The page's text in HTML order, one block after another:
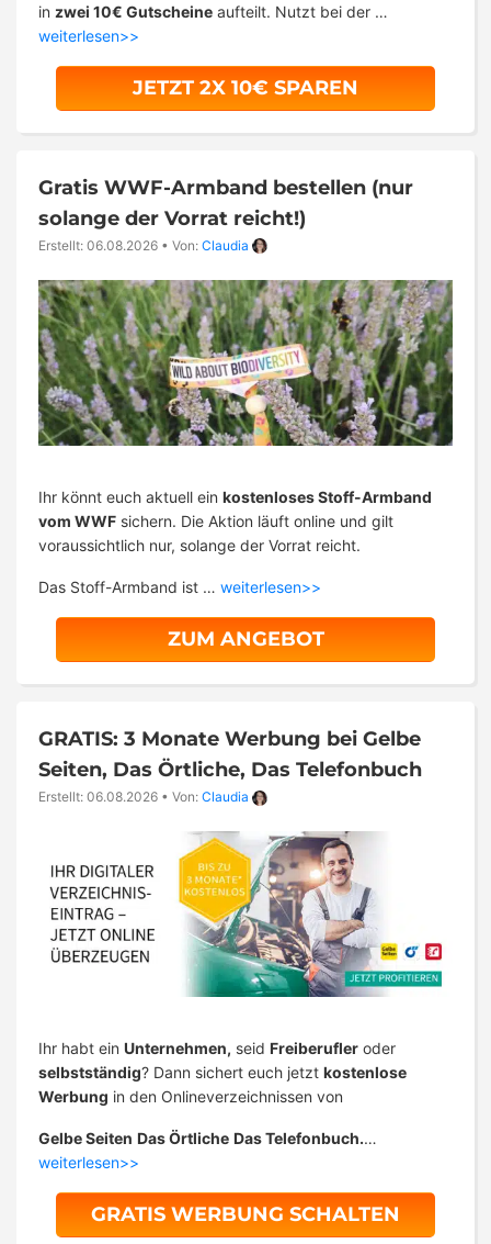
in zwei 10€ Gutscheine aufteilt. Nutzt bei der …
weiterlesen>>
JETZT 2X 10€ SPAREN
Gratis WWF-Armband bestellen (nur
solange der Vorrat reicht!)
Erstellt: 06.08.2026 • Von: Claudia
Ihr könnt euch aktuell ein kostenloses Stoff-Armband
vom WWF sichern. Die Aktion läuft online und gilt
voraussichtlich nur, solange der Vorrat reicht.
Das Stoff-Armband ist … weiterlesen>>
ZUM ANGEBOT
GRATIS: 3 Monate Werbung bei Gelbe
Seiten, Das Örtliche, Das Telefonbuch
Erstellt: 06.08.2026 • Von: Claudia
Ihr habt ein Unternehmen, seid Freiberufler oder
selbstständig? Dann sichert euch jetzt kostenlose
Werbung in den Onlineverzeichnissen von
Gelbe Seiten Das Örtliche Das Telefonbuch.…
weiterlesen>>
GRATIS WERBUNG SCHALTEN